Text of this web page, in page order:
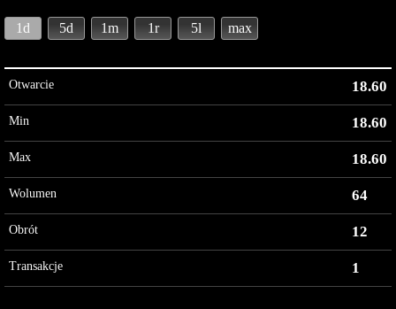
1d 5d 1m 1r 5l max
Otwarcie 18.60
Min 18.60
Max 18.60
Wolumen 64
Obrót 12
Transakcje 1